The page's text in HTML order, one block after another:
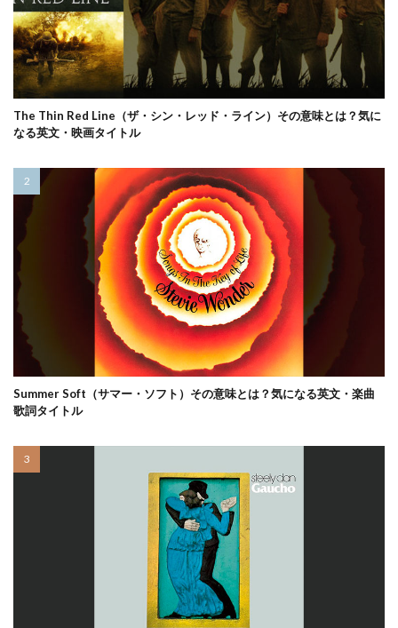
The Thin Red Line（ザ・シン・レッド・ライン）その意味とは？気に
なる英文・映画タイトル
Summer Soft（サマー・ソフト）その意味とは？気になる英文・楽曲
歌詞タイトル